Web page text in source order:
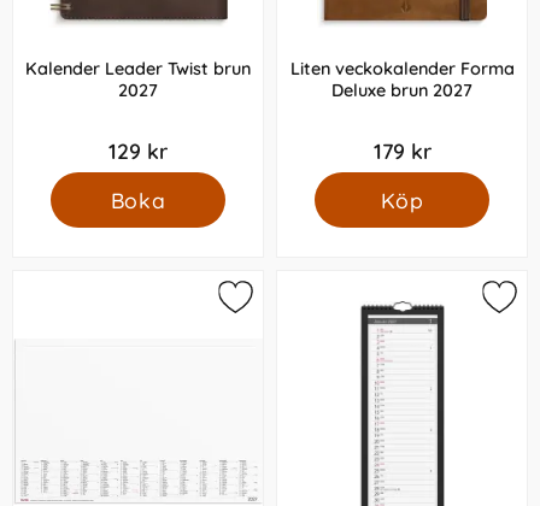
Kalender Leader Twist brun
2027
129 kr
Boka
Liten veckokalender Forma
Deluxe brun 2027
179 kr
Köp